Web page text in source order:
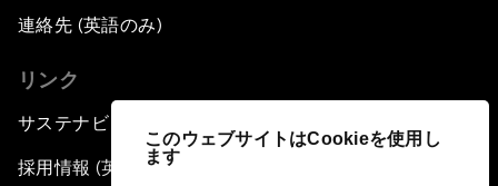
このウェブサイトはCookieを使用し
ます
連絡先 (英語のみ)
リンク
サステナビリティへの取り組み
採用情報 (英語のみ)